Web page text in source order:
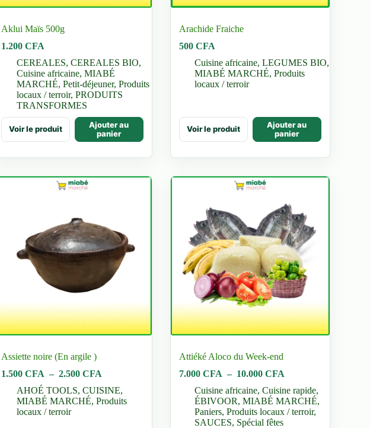
Aklui Maïs 500g
1.200 CFA
CEREALES, CEREALES BIO,
Cuisine africaine, MIABÉ
MARCHÉ, Petit-déjeuner, Produits
locaux / terroir, PRODUITS
TRANSFORMES
Voir le produit
Ajouter au
panier
Arachide Fraiche
500 CFA
Cuisine africaine, LEGUMES BIO,
MIABÉ MARCHÉ, Produits
locaux / terroir
Voir le produit
Ajouter au
panier
Assiette noire (En argile )
1.500 CFA – 2.500 CFA
prix :
1.500 CFA
AHOÉ TOOLS, CUISINE,
MIABÉ MARCHÉ, Produits
locaux / terroir
Attiéké Aloco du Week-end
7.000 CFA – 10.000 CFA
prix :
7.000 CFA
à
Cuisine africaine, Cuisine rapide,
ÉBIVOOR, MIABÉ MARCHÉ,
Paniers, Produits locaux / terroir,
SAUCES, Spécial fêtes